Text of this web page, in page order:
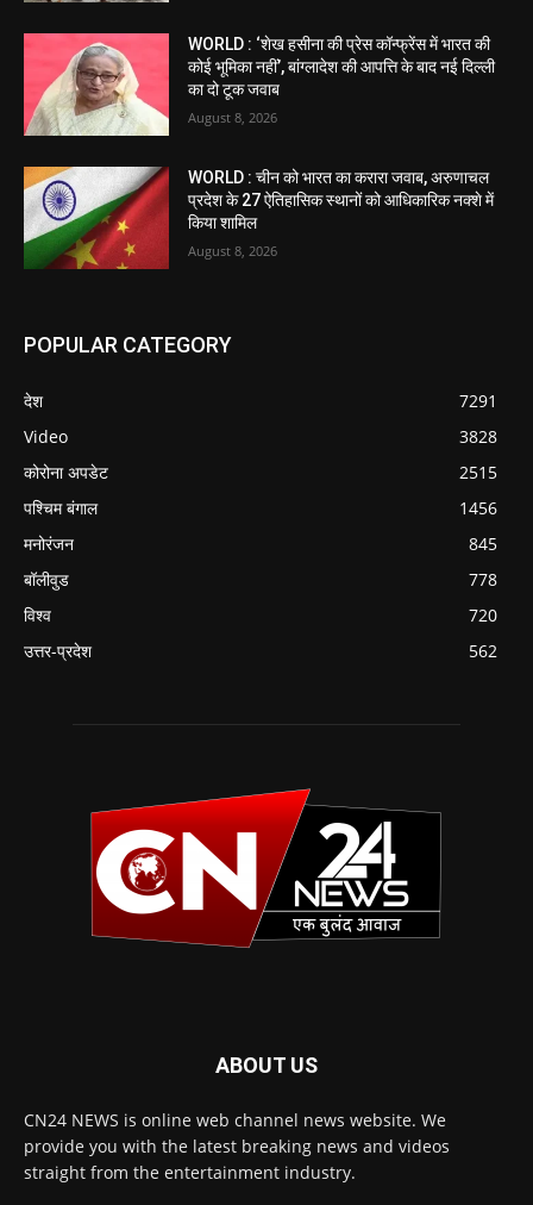
WORLD : ‘शेख हसीना की प्रेस कॉन्फ्रेंस में भारत की
कोई भूमिका नहीं’, बांग्लादेश की आपत्ति के बाद नई दिल्ली
का दो टूक जवाब
August 8, 2026
WORLD : चीन को भारत का करारा जवाब, अरुणाचल
प्रदेश के 27 ऐतिहासिक स्थानों को आधिकारिक नक्शे में
किया शामिल
August 8, 2026
POPULAR CATEGORY
देश
7291
Video
3828
कोरोना अपडेट
2515
पश्चिम बंगाल
1456
मनोरंजन
845
बॉलीवुड
778
विश्व
720
उत्तर-प्रदेश
562
ABOUT US
CN24 NEWS is online web channel news website. We
provide you with the latest breaking news and videos
straight from the entertainment industry.